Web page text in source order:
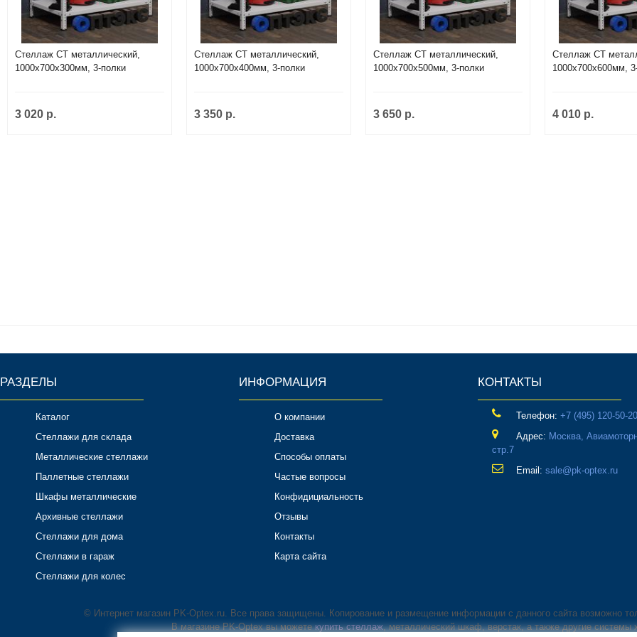
Стеллаж СТ металлический,
1000х700х300мм, 3-полки
3 020 р.
Стеллаж СТ металлический,
1000х700х400мм, 3-полки
3 350 р.
Стеллаж СТ металлический,
1000х700х500мм, 3-полки
3 650 р.
Стеллаж СТ
1000х700х600мм,
4 010 р.
РАЗДЕЛЫ
Каталог
Стеллажи для склада
Металлические стеллажи
Паллетные стеллажи
Шкафы металлические
Архивные стеллажи
Стеллажи для дома
Стеллажи в гараж
Стеллажи для колес
ИНФОРМАЦИЯ
О компании
Доставка
Способы оплаты
Частые вопросы
Конфидициальность
Отзывы
Контакты
Карта сайта
КОНТАКТЫ
Телефон: ‎+7 (495) 120-50-20
Адрес: Москва,
стр.7
Email: sale@pk-optex.ru
© Интернет магазин PK-Optex.ru. Все права защищены. Копирование и размещение информации с данного сайта возможно
В магазине PK-Optex вы можетекупить стеллаж, металлический шкаф, верстак, а также другие системы